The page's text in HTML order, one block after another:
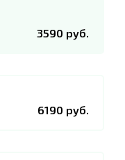
3590 руб.
6190 руб.